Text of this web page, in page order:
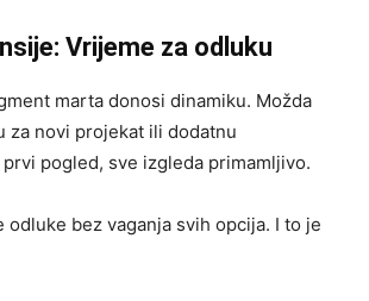
Vrijeme za odluku
marta donosi dinamiku. Možda
za novi projekat ili dodatnu
pogled, sve izgleda primamljivo.
odluke bez vaganja svih opcija. I to je